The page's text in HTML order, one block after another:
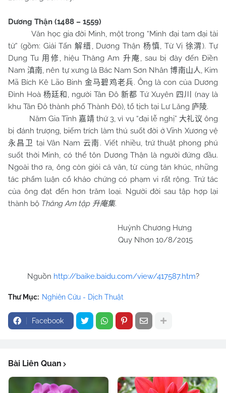
Dương Thận (1488 – 1559)
Văn học gia đời Minh, một trong “Minh đại tam đại tài
tử” (gồm: Giải Tấn解缙, Dương Thận 杨慎, Từ Vị 徐渭). Tự
Dụng Tu 用修, hiệu Thăng Am 升庵, sau bị đày đến Điền
Nam 滇南, nên tự xưng là Bác Nam Sơn Nhân博南山人, Kim
Mã Bích Kê Lão Binh金马碧鸡老兵. Ông là con của Dương
Đình Hoà 杨廷和 , người Tân Đô 新都 Tứ Xuyên 四川
(nay là
khu Tân Đô thành phố Thành Đô), tổ tịch tại Lư Lăng 庐陵.
Năm Gia Tĩnh 嘉靖thứ 3, vì vụ “đại lễ nghị” 大礼议 ông
bị đánh trượng, biếm trích làm thú suốt đời ở Vĩnh Xương vệ
永昌卫 tại Vân Nam 云南 . Viết nhiều, trứ thuật phong phú
suốt thời Minh, có thể tôn Dương Thận là người đứng đầu.
Ngoài thơ ra, ông còn giỏi cả văn, từ cùng tản khúc, những
tác phẩm luận cổ khảo chứng có phạm vi rất rộng. Trứ tác
của ông đạt đến hơn trăm loại. Người đời sau tập hợp lại
thành bộ Thăng Am tập 升庵集.
Huỳnh Chương Hưng
Quy Nhơn 10/8/2015
Nguồn http://baike.baidu.com/view/417587.htm?
Thư Mục: Nghiên Cứu - Dịch Thuật
Facebook
Bài Liên Quan